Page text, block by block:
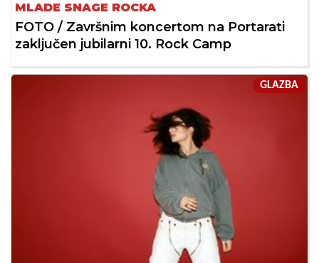
MLADE SNAGE ROCKA
FOTO / Završnim koncertom na Portarati
zaključen jubilarni 10. Rock Camp
GLAZBA